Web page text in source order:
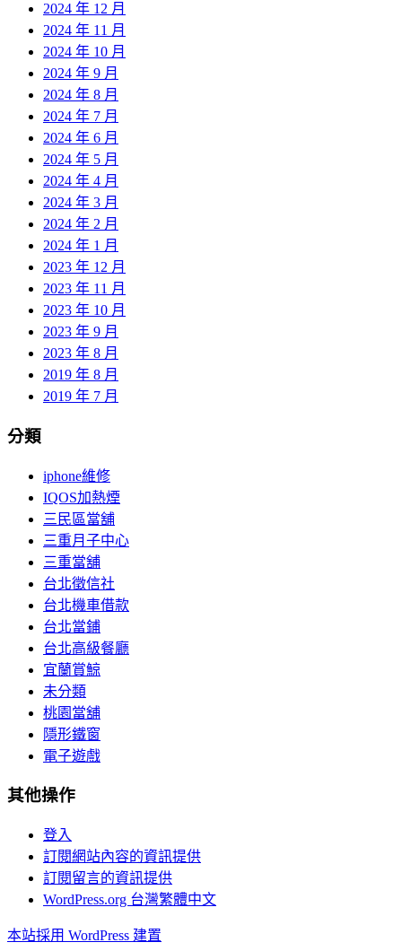
2024 年 12 月
2024 年 11 月
2024 年 10 月
2024 年 9 月
2024 年 8 月
2024 年 7 月
2024 年 6 月
2024 年 5 月
2024 年 4 月
2024 年 3 月
2024 年 2 月
2024 年 1 月
2023 年 12 月
2023 年 11 月
2023 年 10 月
2023 年 9 月
2023 年 8 月
2019 年 8 月
2019 年 7 月
分類
iphone維修
IQOS加熱煙
三民區當舖
三重月子中心
三重當舖
台北徵信社
台北機車借款
台北當鋪
台北高級餐廳
宜蘭賞鯨
未分類
桃園當舖
隱形鐵窗
電子遊戲
其他操作
登入
訂閱網站內容的資訊提供
訂閱留言的資訊提供
WordPress.org 台灣繁體中文
本站採用 WordPress 建置